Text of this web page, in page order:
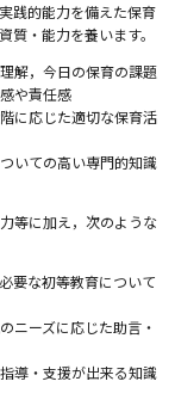
践的能力を備えた保育
・能力を養います。
解，今日の保育の課題
や責任感
に応じた適切な保育活
いての高い専門的知識
等に加え，次のような
要な初等教育について
ニーズに応じた助言・
導・支援が出来る知識